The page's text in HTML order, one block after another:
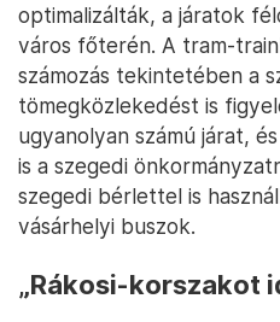
optimalizálták, a járatok
város főterén. A tram-
számozás tekintetében a
tömegközlekedést is
ugyanolyan számú járat,
is a szegedi
szegedi bérlettel is
vásárhelyi buszok.
„Rákosi-korszakot